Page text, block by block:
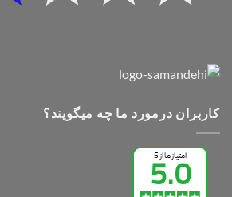
کاربران درمورد ما چه میگویند؟